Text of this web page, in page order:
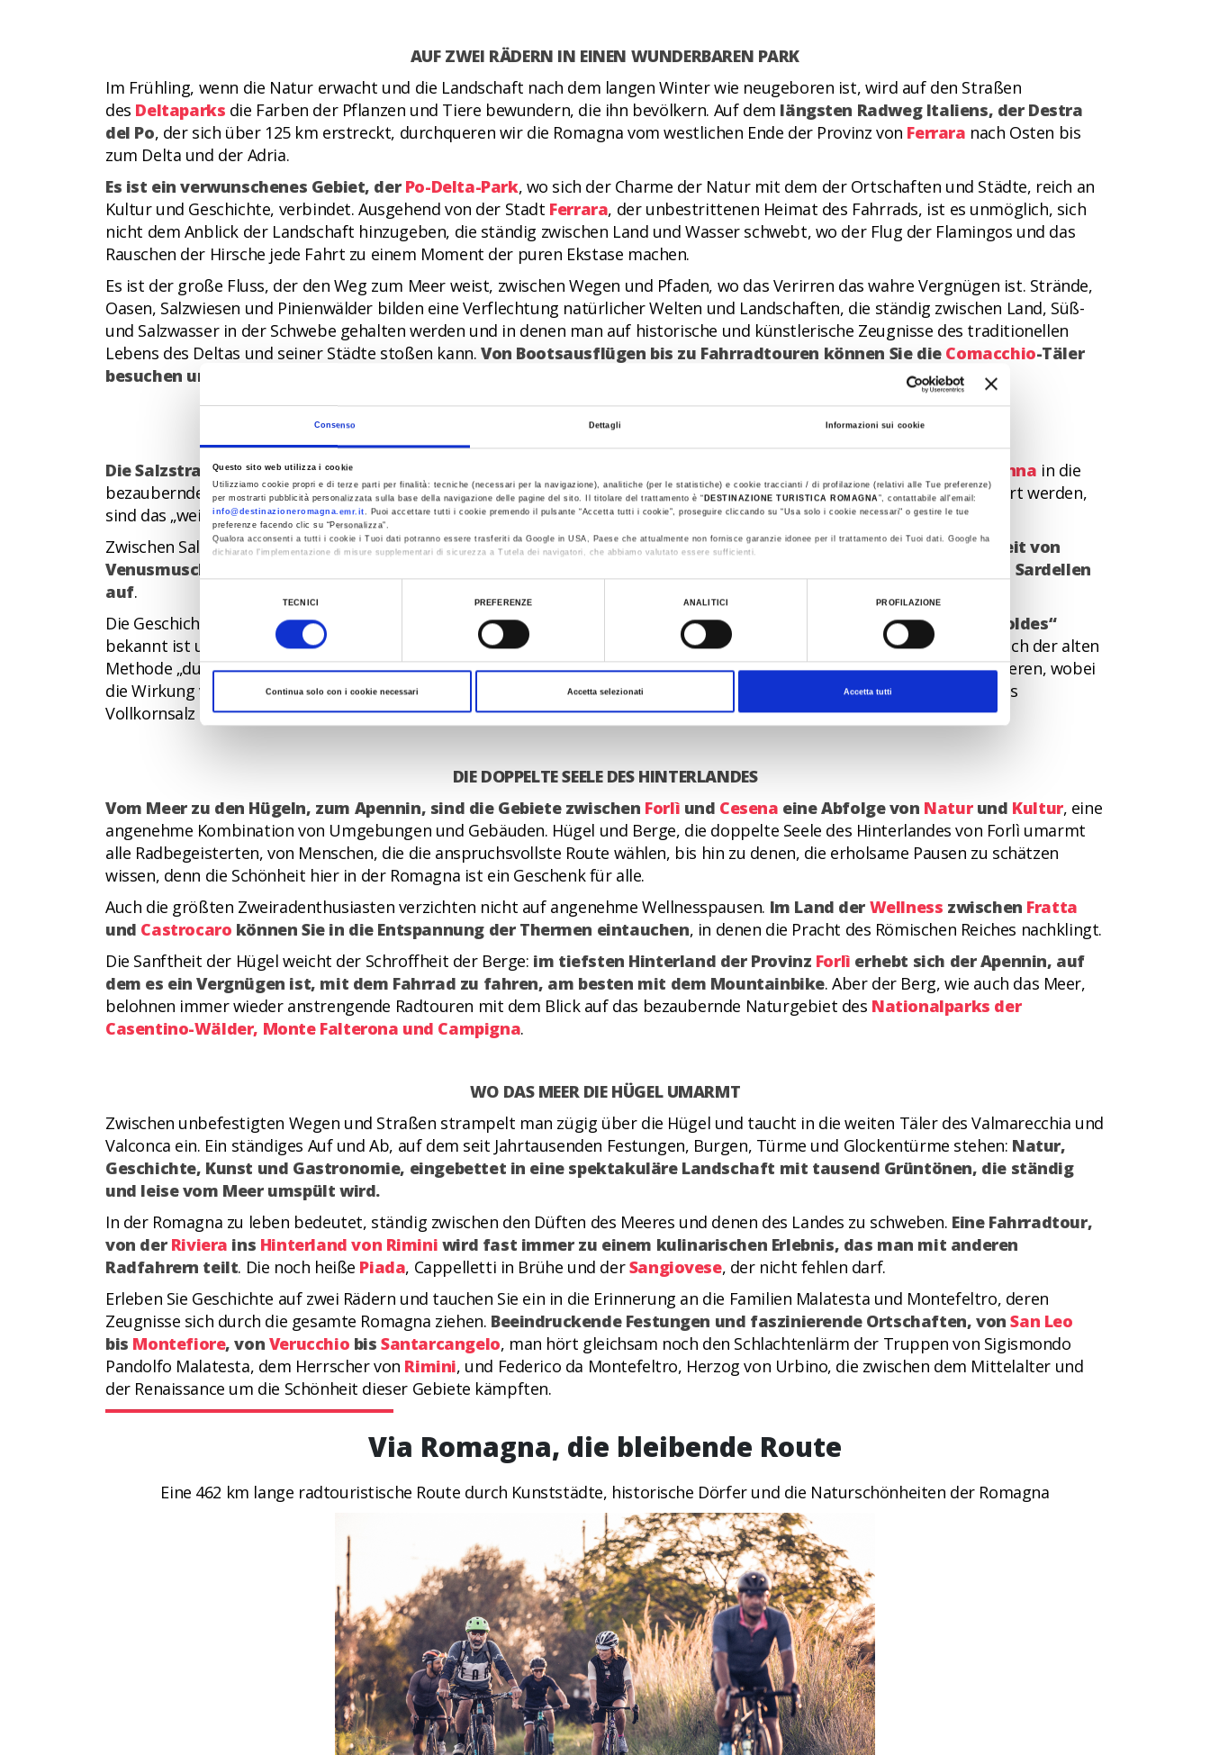
Consenso Dettagli Informazioni sui cookie
Questo sito web utilizza i cookie
Utilizziamo cookie propri e di terze parti per finalità: tecniche (necessari per la navigazione), analitiche (per le statistiche) e cookie traccianti / di profilazione (relativi alle Tue preferenze)
per mostrarti pubblicità personalizzata sulla base della navigazione delle pagine del sito. Il titolare del trattamento è “ DESTINAZIONE TURISTICA ROMAGNA ”, contattabile all'email:
info@destinazioneromagna.emr.it. Puoi accettare tutti i cookie premendo il pulsante “Accetta tutti i cookie”, proseguire cliccando su “Usa solo i cookie necessari" o gestire le tue
preferenze facendo clic su “Personalizza”.
Qualora acconsenti a tutti i cookie i Tuoi dati potranno essere trasferiti da Google in USA, Paese che attualmente non fornisce garanzie idonee per il trattamento dei Tuoi dati. Google ha
dichiarato l’implementazione di misure supplementari di sicurezza a Tutela dei navigatori, che abbiamo valutato essere sufficienti.
Al fine di revocare il consenso prestato e visualizzare le informazioni complete sul trattamento dati clicca qui:Cookie Policy
TECNICI PREFERENZE ANALITICI PROFILAZIONE
Continua solo con i cookie necessari Accetta selezionati Accetta tutti
AUF ZWEI RÄDERN IN EINEN WUNDERBAREN PARK
Im Frühling, wenn die Natur erwacht und die Landschaft nach dem langen Winter wie neugeboren ist, wird auf den Straßen
des Deltaparks die Farben der Pflanzen und Tiere bewundern, die ihn bevölkern. Auf dem längsten Radweg Italiens, der Destra
del Po, der sich über 125 km erstreckt, durchqueren wir die Romagna vom westlichen Ende der Provinz von Ferrara nach Osten bis
zum Delta und der Adria.
Es ist ein verwunschenes Gebiet, der Po-Delta-Park, wo sich der Charme der Natur mit dem der Ortschaften und Städte, reich an
Kultur und Geschichte, verbindet. Ausgehend von der Stadt Ferrara, der unbestrittenen Heimat des Fahrrads, ist es unmöglich, sich
nicht dem Anblick der Landschaft hinzugeben, die ständig zwischen Land und Wasser schwebt, wo der Flug der Flamingos und das
Rauschen der Hirsche jede Fahrt zu einem Moment der puren Ekstase machen.
Es ist der große Fluss, der den Weg zum Meer weist, zwischen Wegen und Pfaden, wo das Verirren das wahre Vergnügen ist. Strände,
Oasen, Salzwiesen und Pinienwälder bilden eine Verflechtung natürlicher Welten und Landschaften, die ständig zwischen Land, Süß-
und Salzwasser in der Schwebe gehalten werden und in denen man auf historische und künstlerische Zeugnisse des traditionellen
Lebens des Deltas und seiner Städte stoßen kann. Von Bootsausflügen bis zu Fahrradtouren können Sie die Comacchio-Täler
besuchen und in ihrer ganzen Schönheit entdecken.
Die Salzstraßen sind nicht nur Routen, sondern echte Erlebnisse, die uns von
Ravenna in die
bezaubernde Landschaft desPo-Delta-Parksführen. Die Salinen und ihre Geschichte, die im Herzen der Romagna bewahrt werden,
sind das „weiße Gold“, dasCerviaim Jahr 1274, als der Salzhandel begann, groß gemacht hat.
Zwischen Salinen und Pinienwäldern, vonCerviabisComacchiofällt der Lagunengeschmack von Aal, die Leichtigkeit von
Venusmuscheln, der Duft von gebratenen Meeresfrüchten und die Intensität von in Zitronenschale gebratenen Sardellen
auf.
Die Geschichte der Salina von
, der südlichen Station des Po-Delta-Parks, der seit jeher als
„Stadt des weißen Goldes“
bekannt ist und unter dem Einfluss von Venedig seine Pracht erreichte, ist tausend Jahre alt. Auch heute noch wird Salz nach der alten
Methode „durch differenzierte Becken“ gewonnen, d. h. durch den Durchfluss von Meerwasser von einem Becken zum anderen, wobei
die Wirkung von Sonne und Wind kombiniert wird. Das Salz wird einmal im Jahr, im August, geerntet, und es wird ein süßes
Vollkornsalz gewonnen, das sich zum Kochen eignet und heute eine wertvolle Zutat für Sterneköche ist.
DIE DOPPELTE SEELE DES HINTERLANDES
Vom Meer zu den Hügeln, zum Apennin, sind die Gebiete zwischen Forlì und Cesena eine Abfolge von Naturund Kultur, eine
angenehme Kombination von Umgebungen und Gebäuden. Hügel und Berge, die doppelte Seele des Hinterlandes von Forlì umarmt
alle Radbegeisterten, von Menschen, die die anspruchsvollste Route wählen, bis hin zu denen, die erholsame Pausen zu schätzen
wissen, denn die Schönheit hier in der Romagna ist ein Geschenk für alle.
Auch die größten Zweiradenthusiasten verzichten nicht auf angenehme Wellnesspausen. Im Land der Wellness zwischen Fratta
und Castrocaro können Sie in die Entspannung der Thermen eintauchen, in denen die Pracht des Römischen Reiches nachklingt.
Die Sanftheit der Hügel weicht der Schroffheit der Berge: im tiefsten Hinterland der Provinz Forlì erhebt sich der Apennin, auf
dem es ein Vergnügen ist, mit dem Fahrrad zu fahren, am besten mit dem Mountainbike. Aber der Berg, wie auch das Meer,
belohnen immer wieder anstrengende Radtouren mit dem Blick auf das bezaubernde Naturgebiet des Nationalparks der
Casentino-Wälder, Monte Falterona und Campigna.
WO DAS MEER DIE HÜGEL UMARMT
Zwischen unbefestigten Wegen und Straßen strampelt man zügig über die Hügel und taucht in die weiten Täler des Valmarecchia und
Valconca ein. Ein ständiges Auf und Ab, auf dem seit Jahrtausenden Festungen, Burgen, Türme und Glockentürme stehen: Natur,
Geschichte, Kunst und Gastronomie, eingebettet in eine spektakuläre Landschaft mit tausend Grüntönen, die ständig
und leise vom Meer umspült wird.
In der Romagna zu leben bedeutet, ständig zwischen den Düften des Meeres und denen des Landes zu schweben. Eine Fahrradtour,
von der Riviera ins Hinterland von Rimini wird fast immer zu einem kulinarischen Erlebnis, das man mit anderen
Radfahrern teilt. Die noch heiße Piada, Cappelletti in Brühe und derSangiovese, der nicht fehlen darf.
Erleben Sie Geschichte auf zwei Rädern und tauchen Sie ein in die Erinnerung an die Familien Malatesta und Montefeltro, deren
Zeugnisse sich durch die gesamte Romagna ziehen. Beeindruckende Festungen und faszinierende Ortschaften, vonSan Leo
bis Montefiore, von Verucchio bisSantarcangelo, man hört gleichsam noch den Schlachtenlärm der Truppen von Sigismondo
Pandolfo Malatesta, dem Herrscher von Rimini, und Federico da Montefeltro, Herzog von Urbino, die zwischen dem Mittelalter und
der Renaissance um die Schönheit dieser Gebiete kämpften.
Via Romagna, die bleibende Route
Eine 462 km lange radtouristische Route durch Kunststädte, historische Dörfer und die Naturschönheiten der Romagna